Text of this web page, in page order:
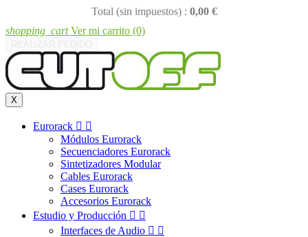
Total (sin impuestos) : 0,00 €
shopping_cart Ver mi carrito (0)
X
Eurorack  
Módulos Eurorack
Secuenciadores Eurorack
Sintetizadores Modular
Cables Eurorack
Cases Eurorack
Accesorios Eurorack
Estudio y Producción  
Interfaces de Audio  